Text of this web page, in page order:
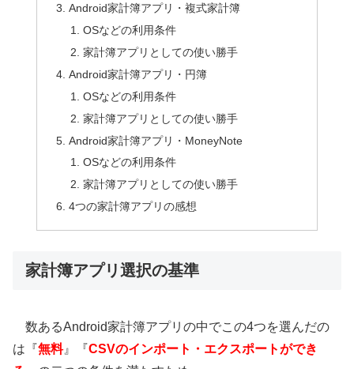
Android家計簿アプリ・複式家計簿
OSなどの利用条件
家計簿アプリとしての使い勝手
Android家計簿アプリ・円簿
OSなどの利用条件
家計簿アプリとしての使い勝手
Android家計簿アプリ・MoneyNote
OSなどの利用条件
家計簿アプリとしての使い勝手
4つの家計簿アプリの感想
家計簿アプリ選択の基準
数あるAndroid家計簿アプリの中でこの4つを選んだの
は『無料』『CSVのインポート・エクスポートができ